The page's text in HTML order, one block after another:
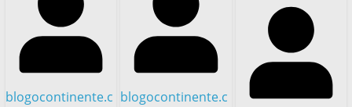
blogocontinente.c blogocontinente.c